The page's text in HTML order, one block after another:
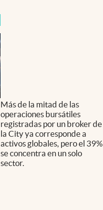
Más de la mitad de las
operaciones bursátiles
registradas por un broker de
la City ya corresponde a
activos globales, pero el 39%
se concentra en un solo
sector.